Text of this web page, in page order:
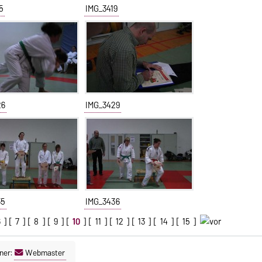
IMG_3419
IMG_3429
IMG_3436
] [ 7 ] [ 8 ] [ 9 ] [ 10 ] [ 11 ] [ 12 ] [ 13 ] [ 14 ] [ 15 ]
Webmaster